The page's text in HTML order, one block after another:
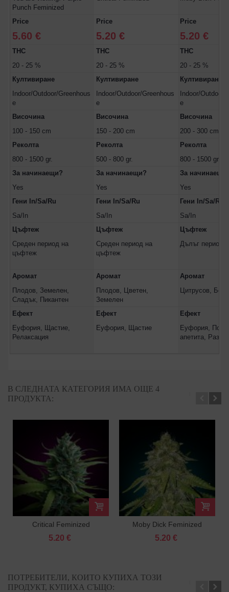
Punch Feminized
Price
5.60 €
Price
5.20 €
Price
5.20 €
THC
20 - 25 %
THC
20 - 25 %
THC
20 - 25 %
Култивиране
Indoor/Outdoor/Greenhous
e
Култивиране
Indoor/Outdoor/Greenhous
e
Култивиране
Indoor/Outdoor/
e
Височина
100 - 150 cm
Височина
150 - 200 cm
Височина
200 - 300 cm
Реколта
800 - 1500 gr.
Реколта
500 - 800 gr.
Реколта
800 - 1500 gr.
За начинаещи?
Yes
За начинаещи?
Yes
За
Yes
Гени In/Sa/Ru
Sa/In
Гени In/Sa/Ru
Sa/In
Гени In/Sa/Ru
Sa/In
Цъфтеж
Среден период на
цъфтеж
Цъфтеж
Среден период на
цъфтеж
Цъфтеж
Дълъг период
Аромат
Плодов, Земелен,
Сладък, Пикантен
Аромат
Плодов, Цветен,
Земелен
Аромат
Цитрусов, Бор
Ефект
Еуфория, Щастие,
Релаксация
Ефект
Еуфория, Щастие
Ефект
Еуфория,
апетита,
В СЛЕДНАТА КАТЕГОРИЯ ИМА ОЩЕ 4
ПРОДУКТА:
Critical Feminized
5.20 €
Moby Dick Feminized
5.20 €
ПОТРЕБИТЕЛИ, КОИТО КУПИХА ТОЗИ
ПРОДУКТ, КУПИХА СЪЩО: